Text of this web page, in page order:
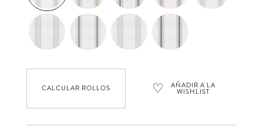
desde
hasta
CALCULAR ROLLOS ♡ AÑADIR A LA
WISHLIST